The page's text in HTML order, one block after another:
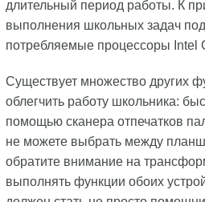
длительный период работы. К
выполнения школьных задач
потребляемые процессоры Intel
Существует множество других
облегчить работу школьника:
помощью сканера отпечатков
не можете выбрать между
обратите внимание на
выполнять функции обоих